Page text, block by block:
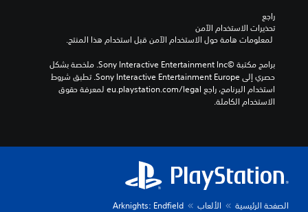
راجع
تحذيرات الاستخدام الآمن
الاستخدام الكاملة.
الصفحة الرئيسية الألعاب Arknights: Endfield